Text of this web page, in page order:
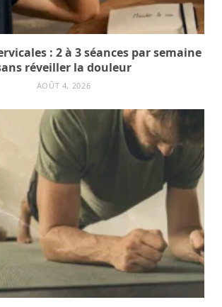
: 2 à 3 séances par semaine
réveiller la douleur
AOÛT 4, 2026